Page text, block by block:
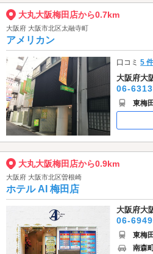
大丸大阪梅田店から0.7km
大阪府 大阪市北区太融寺町
アメリカン
口コミ5 件
大阪府大
06-
東梅
大丸大阪梅田店から0.9km
大阪府 大阪市北区曽根崎
ホテル AI 梅田店
大阪府大
06-
東梅
南森